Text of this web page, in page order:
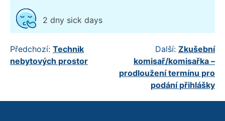
2 dny sick days
Navigace
pro
Předchozí: Technik
nebytových prostor
Další: Zkušební
komisař/komisařka –
prodloužení termínu pro
podání přihlášky